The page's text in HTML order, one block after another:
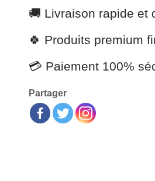
🚚 Livraison rapide et
🍀 Produits premium
💳 Paiement 100%
Partager